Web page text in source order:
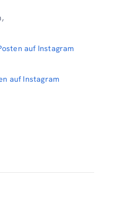
auf Instagram
auf Instagram